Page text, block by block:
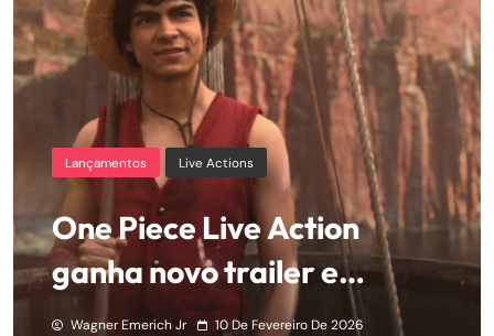
Lançamentos Live Actions
One Piece Live Action
ganha novo trailer e
anuncia ativação
Wagner Emerich Jr 10 De Fevereiro De 2026